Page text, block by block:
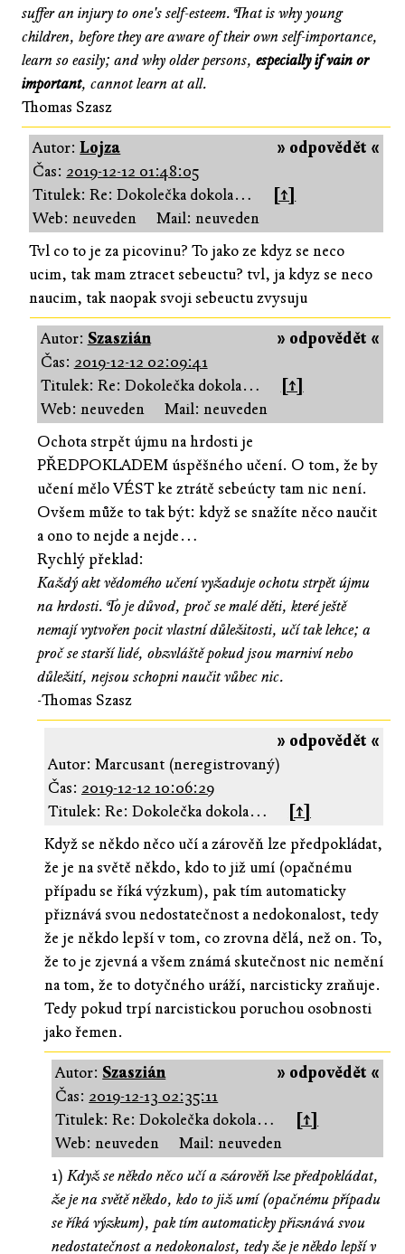
suffer an injury to one's self-esteem. That is why young
children, before they are aware of their own self-importance,
learn so easily; and why older persons, especially if vain or
important, cannot learn at all.
Thomas Szasz
» odpovědět «
Autor:Lojza
Čas: 2019-12-12 01:48:05
Titulek: Re: Dokolečka dokola…
[↑]
Web: neuveden
Mail: neuveden
Tvl co to je za picovinu? To jako ze kdyz se neco
ucim, tak mam ztracet sebeuctu? tvl, ja kdyz se neco
naucim, tak naopak svoji sebeuctu zvysuju
» odpovědět «
Autor: Szaszián
Čas: 2019-12-12 02:09:41
Titulek: Re: Dokolečka dokola…
[↑]
Web: neuveden
Mail: neuveden
Ochota strpět újmu na hrdosti je
PŘEDPOKLADEM úspěšného učení. O tom, že by
učení mělo VÉST ke ztrátě sebeúcty tam nic není.
Ovšem může to tak být: když se snažíte něco naučit
a ono to nejde a nejde…
Rychlý překlad:
Každý akt vědomého učení vyžaduje ochotu strpět újmu
na hrdosti. To je důvod, proč se malé děti, které ještě
nemají vytvořen pocit vlastní důležitosti, učí tak lehce; a
proč se starší lidé, obzvláště pokud jsou marniví nebo
důležití, nejsou schopni naučit vůbec nic.
-Thomas Szasz
» odpovědět «
Autor: Marcusant (neregistrovaný)
Čas: 2019-12-12 10:06:29
Titulek: Re: Dokolečka dokola…
[↑]
Když se někdo něco učí a zárověň lze předpokládat,
že je na světě někdo, kdo to již umí (opačnému
případu se říká výzkum), pak tím automaticky
přiznává svou nedostatečnost a nedokonalost, tedy
že je někdo lepší v tom, co zrovna dělá, než on. To,
že to je zjevná a všem známá skutečnost nic nemění
na tom, že to dotyčného uráží, narcisticky zraňuje.
Tedy pokud trpí narcistickou poruchou osobnosti
jako řemen.
» odpovědět «
Autor: Szaszián
Čas: 2019-12-13 02:35:11
Titulek: Re: Dokolečka dokola…
[↑]
Web: neuveden
Mail: neuveden
1)Když se někdo něco učí a zárověň lze předpokládat,
že je na světě někdo, kdo to již umí (opačnému případu
se říká výzkum), pak tím automaticky přiznává svou
nedostatečnost a nedokonalost, tedy že je někdo lepší v